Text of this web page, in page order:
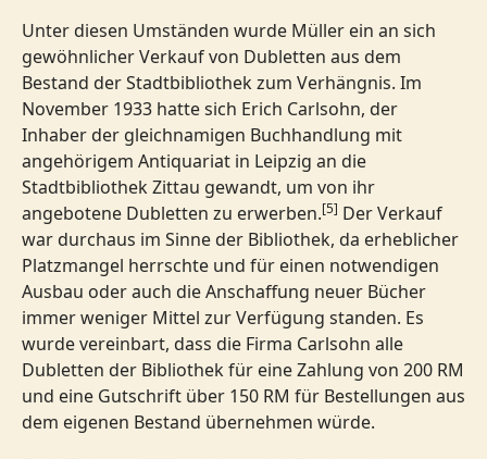
Unter diesen Umständen wurde Müller ein an sich
gewöhnlicher Verkauf von Dubletten aus dem
Bestand der Stadtbibliothek zum Verhängnis. Im
November 1933 hatte sich Erich Carlsohn, der
Inhaber der gleichnamigen Buchhandlung mit
angehörigem Antiquariat in Leipzig an die
Stadtbibliothek Zittau gewandt, um von ihr
angebotene Dubletten zu erwerben.[5] Der Verkauf
war durchaus im Sinne der Bibliothek, da erheblicher
Platzmangel herrschte und für einen notwendigen
Ausbau oder auch die Anschaffung neuer Bücher
immer weniger Mittel zur Verfügung standen. Es
wurde vereinbart, dass die Firma Carlsohn alle
Dubletten der Bibliothek für eine Zahlung von 200 RM
und eine Gutschrift über 150 RM für Bestellungen aus
dem eigenen Bestand übernehmen würde.